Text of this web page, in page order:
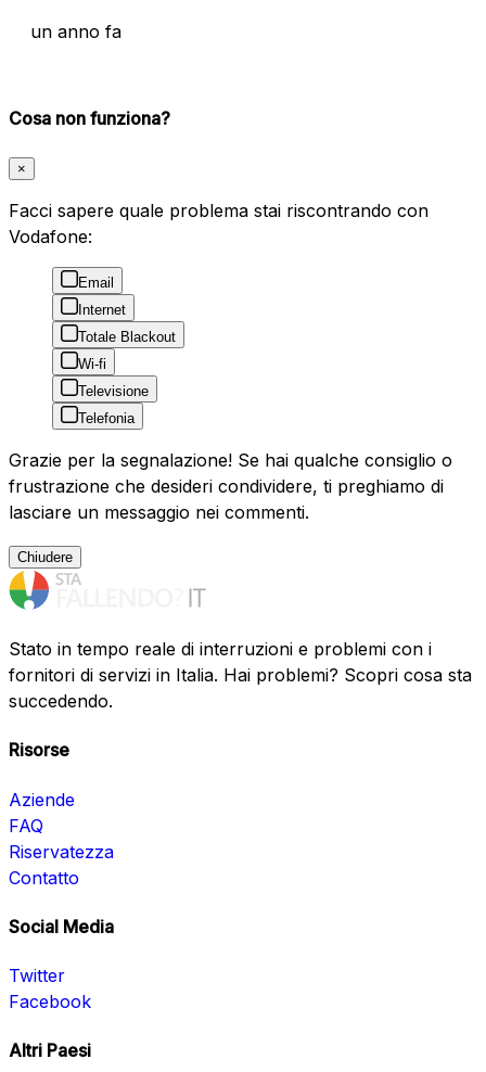
un anno fa
Cosa non funziona?
×
Facci sapere quale problema stai riscontrando con
Vodafone:
Email
Internet
Totale Blackout
Wi-fi
Televisione
Telefonia
Grazie per la segnalazione! Se hai qualche consiglio o
frustrazione che desideri condividere, ti preghiamo di
lasciare un messaggio nei commenti.
Chiudere
Stato in tempo reale di interruzioni e problemi con i
fornitori di servizi in Italia. Hai problemi? Scopri cosa sta
succedendo.
Risorse
Aziende
FAQ
Riservatezza
Contatto
Social Media
Twitter
Facebook
Altri Paesi